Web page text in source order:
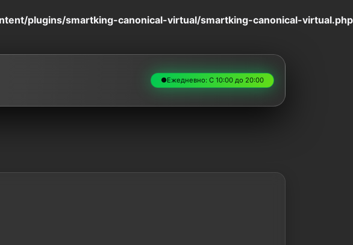
plugins/smartking-canonical-virtual/smartking-canonical-virtual.php
●Ежедневно: С 10:00 до 20:00